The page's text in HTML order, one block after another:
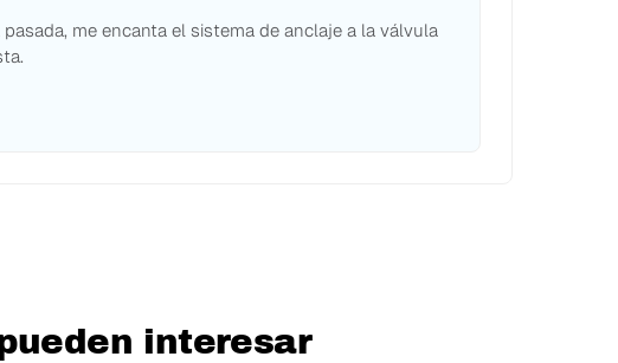
pasada, me encanta el sistema de anclaje a la válvula
interesar